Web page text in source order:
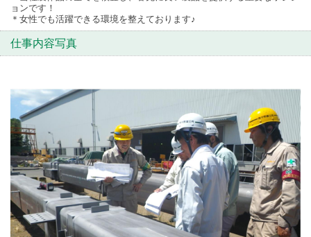
ョンです！
＊女性でも活躍できる環境を整えております♪
仕事内容写真